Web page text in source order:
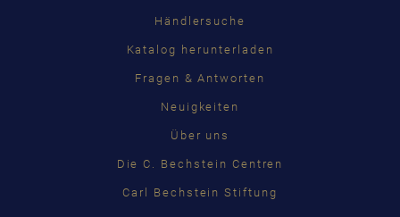
Pусский
Händlersuche
Katalog herunterladen
Fragen & Antworten
Neuigkeiten
Über uns
Die C. Bechstein Centren
Carl Bechstein Stiftung